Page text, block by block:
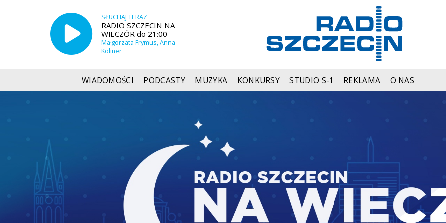
SŁUCHAJ TERAZ
RADIO SZCZECIN NA
WIECZÓR do 21:00
Małgorzata Frymus, Anna
Kolmer
WIADOMOŚCI PODCASTY MUZYKA KONKURSY STUDIO S-1 REKLAMA O NAS